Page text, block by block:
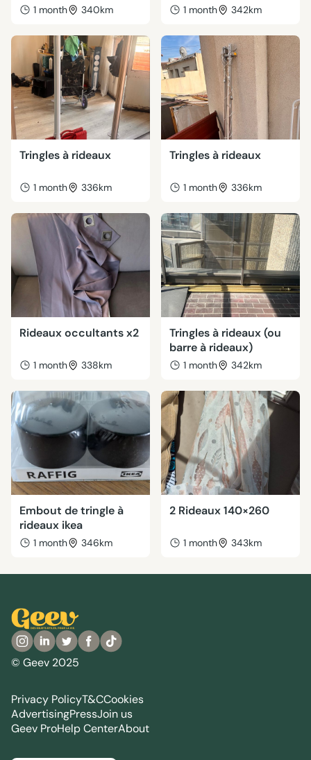
1 month 340km 1 month 342km
Tringles à rideaux
1 month 336km
Tringles à rideaux
1 month 336km
Rideaux occultants x2
1 month 338km
Tringles à rideaux (ou
barre à rideaux)
1 month 342km
Embout de tringle à
rideaux ikea
1 month 346km
2 Rideaux 140×260
1 month 343km
© Geev 2025
Privacy PolicyT&CCookies
AdvertisingPressJoin us
Geev ProHelp CenterAbout